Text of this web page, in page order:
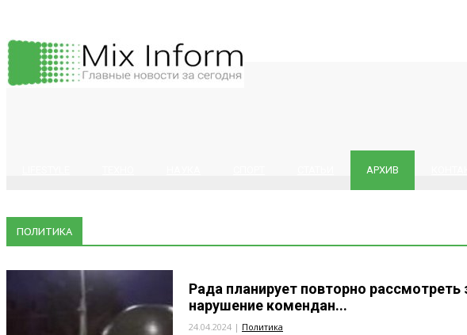
АРХИВ
ПОЛИТИКА
Рада планирует повторно
нарушение комендан...
24.04.2024 | Политика